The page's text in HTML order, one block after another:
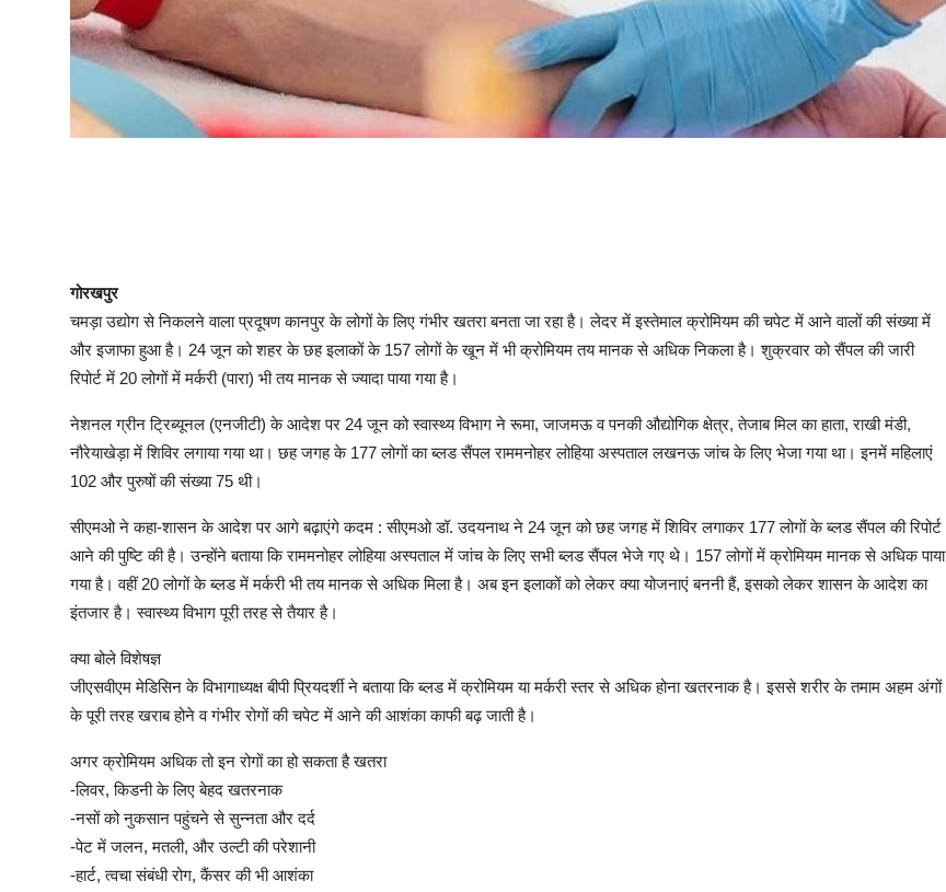
गोरखपुर
चमड़ा उद्योग से निकलने वाला प्रदूषण कानपुर के लोगों के लिए गंभीर खतरा बनता जा रहा है। लेदर में इस्तेमाल क्रोमियम की चपेट में आने वालों की संख्या में
और इजाफा हुआ है। 24 जून को शहर के छह इलाकों के 157 लोगों के खून में भी क्रोमियम तय मानक से अधिक निकला है। शुक्रवार को सैंपल की जारी
रिपोर्ट में 20 लोगों में मर्करी (पारा) भी तय मानक से ज्यादा पाया गया है।
नेशनल ग्रीन ट्रिब्यूनल (एनजीटी) के आदेश पर 24 जून को स्वास्थ्य विभाग ने रूमा, जाजमऊ व पनकी औद्योगिक क्षेत्र, तेजाब मिल का हाता, राखी मंडी,
नौरेयाखेड़ा में शिविर लगाया गया था। छह जगह के 177 लोगों का ब्लड सैंपल राममनोहर लोहिया अस्पताल लखनऊ जांच के लिए भेजा गया था। इनमें महिलाएं
102 और पुरुषों की संख्या 75 थी।
सीएमओ ने कहा-शासन के आदेश पर आगे बढ़ाएंगे कदम : सीएमओ डॉ. उदयनाथ ने 24 जून को छह जगह में शिविर लगाकर 177 लोगों के ब्लड सैंपल की रिपोर्ट
आने की पुष्टि की है। उन्होंने बताया कि राममनोहर लोहिया अस्पताल में जांच के लिए सभी ब्लड सैंपल भेजे गए थे। 157 लोगों में क्रोमियम मानक से अधिक पाया
गया है। वहीं 20 लोगों के ब्लड में मर्करी भी तय मानक से अधिक मिला है। अब इन इलाकों को लेकर क्या योजनाएं बननी हैं, इसको लेकर शासन के आदेश का
इंतजार है। स्वास्थ्य विभाग पूरी तरह से तैयार है।
क्या बोले विशेषज्ञ
जीएसवीएम मेडिसिन के विभागाध्यक्ष बीपी प्रियदर्शी ने बताया कि ब्लड में क्रोमियम या मर्करी स्तर से अधिक होना खतरनाक है। इससे शरीर के तमाम अहम अंगों
के पूरी तरह खराब होने व गंभीर रोगों की चपेट में आने की आशंका काफी बढ़ जाती है।
अगर क्रोमियम अधिक तो इन रोगों का हो सकता है खतरा
-लिवर, किडनी के लिए बेहद खतरनाक
-नसों को नुकसान पहुंचने से सुन्नता और दर्द
-पेट में जलन, मतली, और उल्टी की परेशानी
-हार्ट, त्वचा संबंधी रोग, कैंसर की भी आशंका